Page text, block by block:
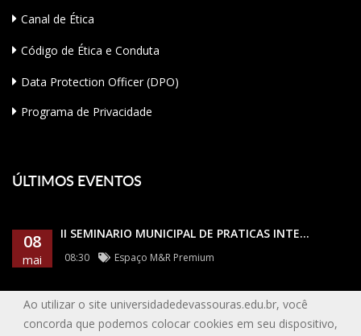
Canal de Ética
Código de Ética e Conduta
Data Protection Officer (DPO)
Programa de Privacidade
ÚLTIMOS EVENTOS
08
mai
II SEMINÁRIO MUNICIPAL DE PRÁTICAS INTE...
08:30 Espaço M&R Premium
Ao utilizar o site universidadedevassouras.edu.br, você
concorda que podemos colocar cookies em seu dispositivo,